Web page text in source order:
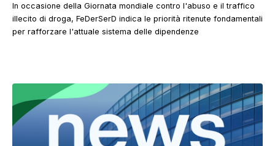
In occasione della Giornata mondiale contro l'abuso e il traffico
illecito di droga, FeDerSerD indica le priorità ritenute fondamentali
per rafforzare l'attuale sistema delle dipendenze